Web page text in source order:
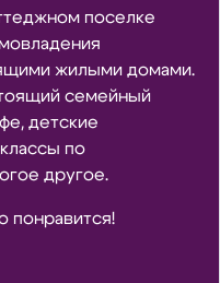
поселке
жилыми домами.
семейный
детские
по
другое.
понравится!